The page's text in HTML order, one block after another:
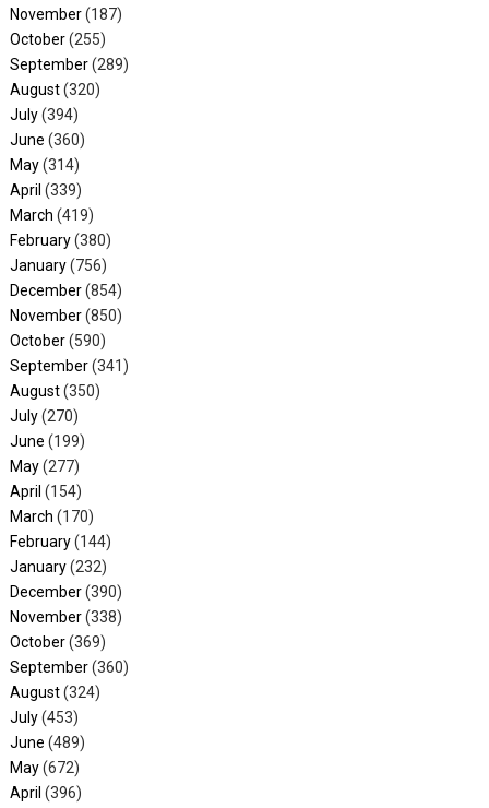
November(187)
October(255)
September(289)
August(320)
July(394)
June (360)
May(314)
April (339)
March (419)
February(380)
January(756)
December(854)
November(850)
October(590)
September(341)
August(350)
July(270)
June (199)
May(277)
April (154)
March (170)
February(144)
January(232)
December(390)
November(338)
October(369)
September(360)
August(324)
July(453)
June (489)
May(672)
April (396)